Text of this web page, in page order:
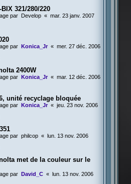
BIX 321/280/220
par Develop « mar. 23 janv. 2007
par Konica_Jr « mer. 27 déc. 2006
2400W
par Konica_Jr « mar. 12 déc. 2006
unité recyclage bloquée
par Konica_Jr « jeu. 23 nov. 2006
par philcop «
lun. 13 nov. 2006
met de la couleur sur le
par David_C «
lun. 13 nov. 2006